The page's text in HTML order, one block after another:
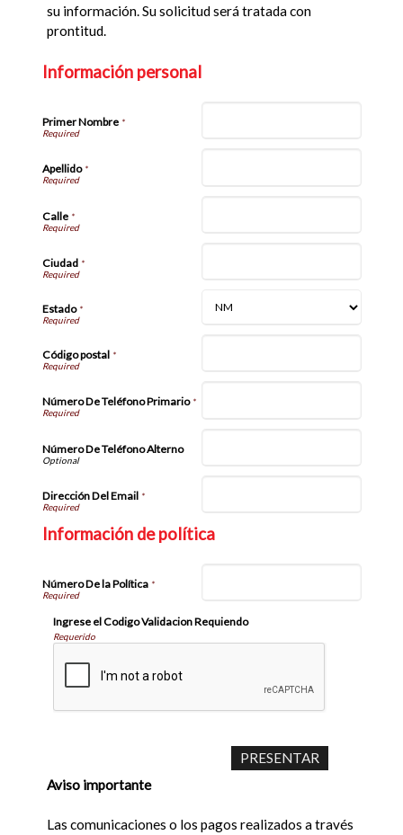
su información. Su solicitud será tratada con
prontitud.
Información personal
Primer Nombre *
Apellido*
Calle*
Ciudad *
Estado*
Código postal *
Número De Teléfono Primario*
Número De Teléfono Alterno
Dirección Del Email *
Información de política
Número De la Política*
Ingrese el Codigo Validacion Requiendo
Requerido
Aviso importante
Las comunicaciones o los pagos realizados a través